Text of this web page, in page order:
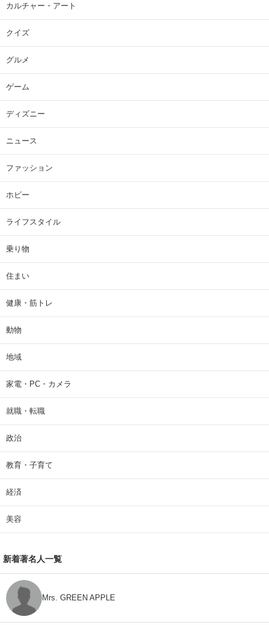
カルチャー・アート
クイズ
グルメ
ゲーム
ディズニー
ニュース
ファッション
ホビー
ライフスタイル
乗り物
住まい
健康・筋トレ
動物
地域
家電・PC・カメラ
就職・転職
政治
教育・子育て
経済
美容
新着著名人一覧
Mrs. GREEN APPLE